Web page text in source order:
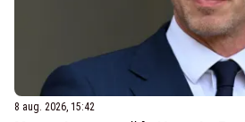
8 aug. 2026, 15:42